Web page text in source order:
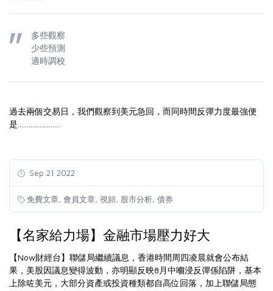
多些觀察
少些預測
適時調校
過去兩個交易日，我們觀察到美元急回，而同時間反彈力度最強便
是.......................
Sep 21 2022
免費文章 會員文章 視頻 股市分析 債券
【名家給力場】金融市場壓力好大
【Now財經台】聯儲局繼續議息，香港時間周四凌晨就會公布結
果，美股因議息變得波動，亦明顯反映8月中嗰浸反彈係陷阱，基本
上除咗美元，大部分資產或投資種類都自高位回落，加上聯儲局態